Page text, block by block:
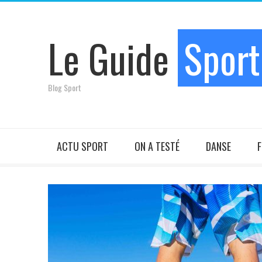
Le Guide Sport
Blog Sport
ACTU SPORT ON A TESTÉ DANSE